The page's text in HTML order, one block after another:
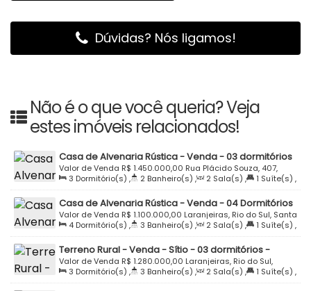
Dúvidas? Nós ligamos!
Não é o que você queria? Veja
estes imóveis relacionados!
Casa de Alvenaria Rústica - Venda - 03 dormitórios
- 243m2 - Semi Mobiliada - Piscina - Rua Placido
Souza - Laranjeiras - Rio do Sul
R$ 1.450.000,00
Valor de Venda
Rua Plácido Souza, 407,
89167-470, Laranjeiras, Rio do Sul, Santa Catarina, Brasil
3 Dormitório(s) , 2 Banheiro(s) , 2 Sala(s) , 1 Suíte(s) ,
2 Vaga(s), Útil: 243.82m² , Terreno:2127.50m²
Casa de Alvenaria Rústica - Venda - 04 Dormitórios
- 270M2 - Semi Mobiliada - Laranjeiras - Rio do Sul
R$ 1.100.000,00
Valor de Venda
Laranjeiras, Rio do Sul, Santa
Catarina, Brasil
4 Dormitório(s) , 3 Banheiro(s) , 2 Sala(s) , 1 Suíte(s) ,
Total:270.00m², 2Vaga(s) , Terreno:540.00m²
Terreno Rural - Venda - Sítio - 03 dormitórios -
220m2 - 6058m2 - Travessa Paulo Grah -
Laranjeiras - Rio do Sul
R$ 1.280.000,00
Valor de Venda
Laranjeiras, Rio do Sul,
Santa Catarina, Brasil
3 Dormitório(s) , 3 Banheiro(s) , 2 Sala(s) , 1 Suíte(s) ,
Total:220.00m² , 2 Vaga(s)